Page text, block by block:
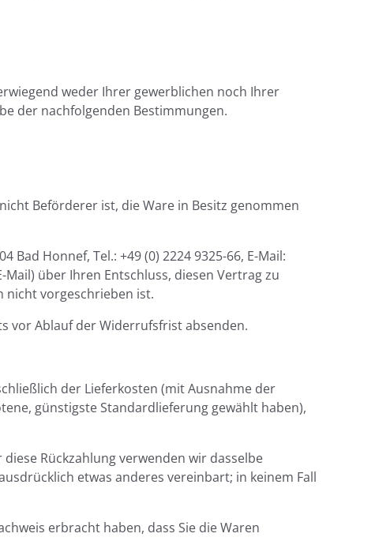
weder Ihrer gewerblichen noch Ihrer
der nachfolgenden Bestimmungen.
Beförderer ist, die Ware in Besitz genommen
Honnef, Tel.: +49 (0) 2224 9325-66, E-Mail:
über Ihren Entschluss, diesen Vertrag zu
nicht vorgeschrieben ist.
vor Ablauf der Widerrufsfrist absenden.
der Lieferkosten (mit Ausnahme der
günstigste Standardlieferung gewählt haben),
Rückzahlung verwenden wir dasselbe
etwas anderes vereinbart; in keinem Fall
erbracht haben, dass Sie die Waren